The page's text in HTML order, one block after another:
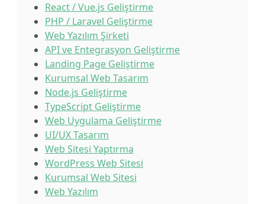
React / Vue.js Geliştirme
PHP / Laravel Geliştirme
Web Yazılım Şirketi
API ve Entegrasyon Geliştirme
Landing Page Geliştirme
Kurumsal Web Tasarım
Node.js Geliştirme
TypeScript Geliştirme
Web Uygulama Geliştirme
UI/UX Tasarım
Web Sitesi Yaptırma
WordPress Web Sitesi
Kurumsal Web Sitesi
Web Yazılım